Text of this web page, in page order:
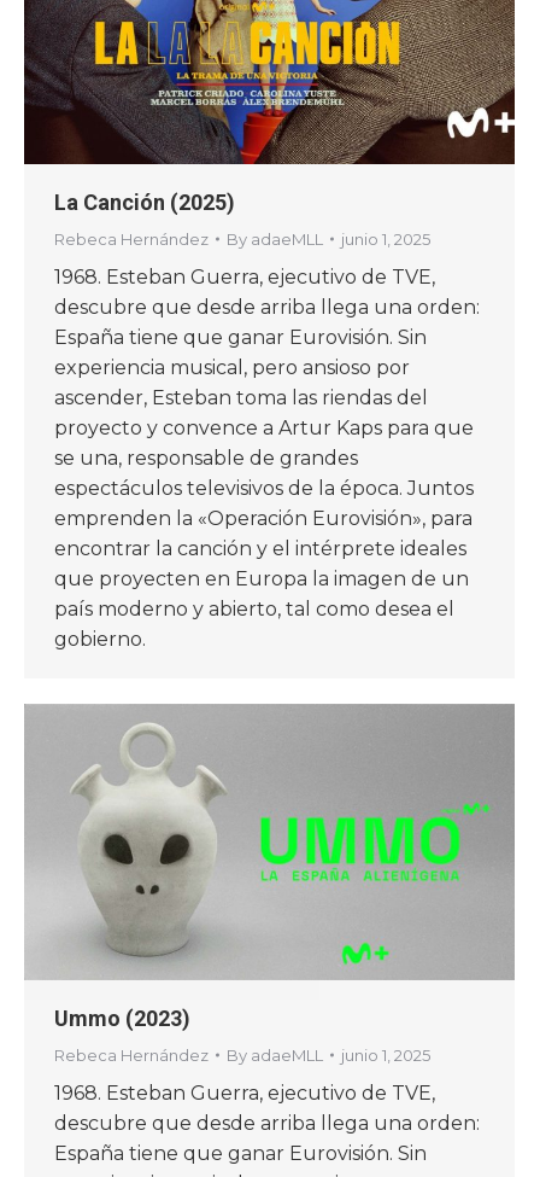
La Canción (2025)
Rebeca Hernández By adaeMLL junio 1, 2025
1968. Esteban Guerra, ejecutivo de TVE,
descubre que desde arriba llega una orden:
España tiene que ganar Eurovisión. Sin
experiencia musical, pero ansioso por
ascender, Esteban toma las riendas del
proyecto y convence a Artur Kaps para que
se una, responsable de grandes
espectáculos televisivos de la época. Juntos
emprenden la «Operación Eurovisión», para
encontrar la canción y el intérprete ideales
que proyecten en Europa la imagen de un
país moderno y abierto, tal como desea el
gobierno.
Ummo (2023)
Rebeca Hernández By adaeMLL junio 1, 2025
1968. Esteban Guerra, ejecutivo de TVE,
descubre que desde arriba llega una orden:
España tiene que ganar Eurovisión. Sin